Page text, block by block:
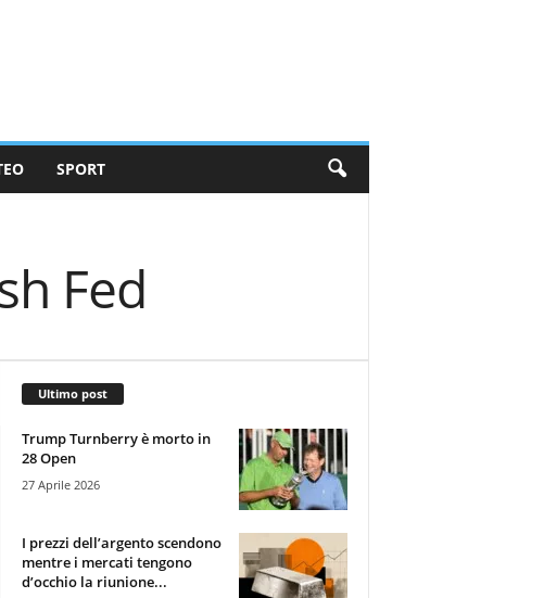
SPORT
Fed
Ultimo post
Trump Turnberry è morto in
28 Open
27 Aprile 2026
I prezzi dell’argento scendono
mentre i mercati tengono
d’occhio la riunione...